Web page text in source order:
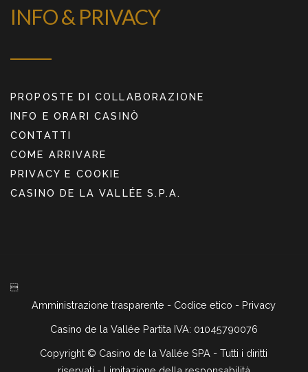
INFO & PRIVACY
PROPOSTE DI COLLABORAZIONE
INFO E ORARI CASINÒ
CONTATTI
COME ARRIVARE
PRIVACY E COOKIE
CASINO DE LA VALLÉE S.P.A.

Amministrazione trasparente - Codice etico - Privacy
Casino de la Vallée Partita IVA: 01045790076
Copyright © Casino de la Vallée SPA - Tutti i diritti